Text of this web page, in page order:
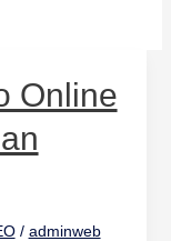
Online
/ adminweb